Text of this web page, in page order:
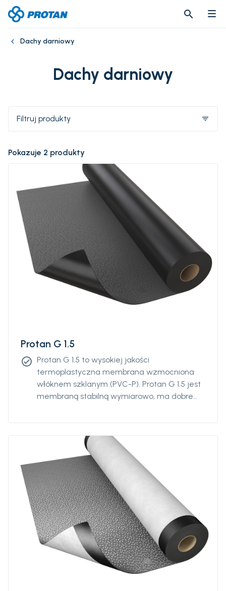
search
search
Dachy darniowy
Dachy darniowy
Filtruj produkty filter_list
Pokazuje 2 produkty
Protan G 1.5
check_circle Protan G 1.5 to wysokiej jakości
termoplastyczna membrana wzmocniona
włóknem szklanym (PVC-P). Protan G 1.5 jest
membraną stabilną wymiarowo, ma dobre
nadaje się do stosowania zarówno w
Odporna na promieniowanie UV,
zanieczyszczenia i drobnoustroje oraz na
przerastanie korzeni.